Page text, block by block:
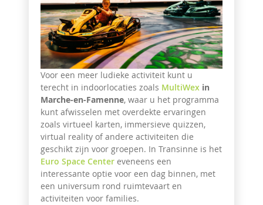
Voor een meer ludieke activiteit kunt u
terecht in indoorlocaties zoals MultiWex in
Marche-en-Famenne, waar u het programma
kunt afwisselen met overdekte ervaringen
zoals virtueel karten, immersieve quizzen,
virtual reality of andere activiteiten die
geschikt zijn voor groepen. In Transinne is het
Euro Space Center eveneens een
interessante optie voor een dag binnen, met
een universum rond ruimtevaart en
activiteiten voor families.